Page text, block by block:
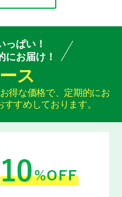
図2を元に作図
～139mmHg)108名を対象に
間朝食時に一日あたり一本
摂取群で、
す。
っぱい！
にお届け！
ス
得な価格で、定期的にお
すめしております。